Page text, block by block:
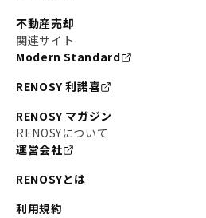
不動産売却
関連サイト
Modern Standard
RENOSY 利諾喜
RENOSY マガジン
RENOSYについて
運営会社
RENOSYとは
利用規約